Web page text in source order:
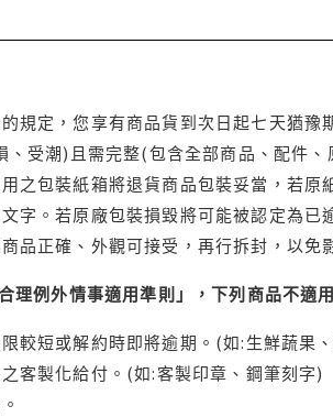
規定，您享有商品貨到次日起七天猶
、受潮)且需完整(包含全部商品、配件
之包裝紙箱將退貨商品包裝妥當，若
文字。若原廠包裝損毀將可能被認定為
品正確、外觀可接受，再行拆封，以免
理例外情事適用準則」，下列商品不適
較短或解約時即將逾期。(如:生鮮蔬果
客製化給付。(如:客製印章、鋼筆刻字)